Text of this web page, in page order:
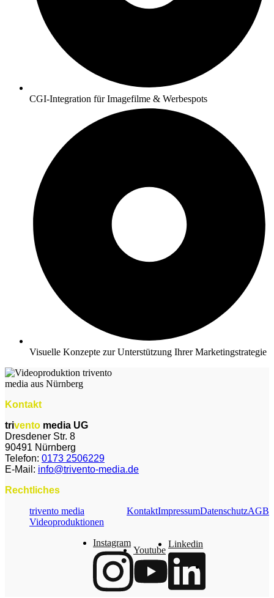
CGI-Integration für Imagefilme & Werbespots
Visuelle Konzepte zur Unterstützung Ihrer Marketingstrategie
Kontakt
trivento media UG
Dresdener Str. 8
90491 Nürnberg
Telefon: ‭ 0173 2506229‬
E-Mail: info@trivento-media.de
Rechtliches
trivento media
Videoproduktionen
KontaktImpressumDatenschutzAGB
Instagram
Youtube
Linkedin